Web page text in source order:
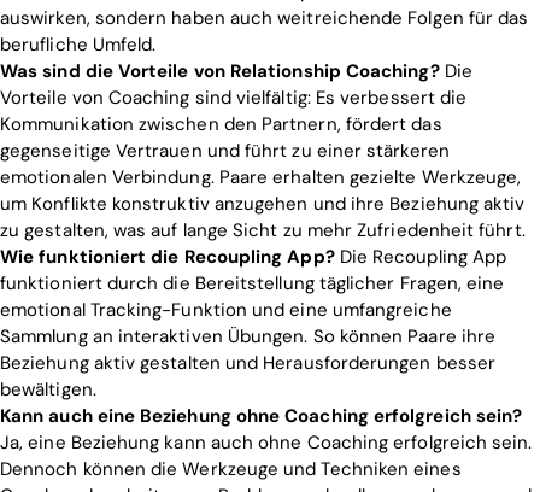
auswirken, sondern haben auch weitreichende Folgen für das
berufliche Umfeld.
Was sind die Vorteile von Relationship Coaching?Die
Vorteile von Coaching sind vielfältig: Es verbessert die
Kommunikation zwischen den Partnern, fördert das
gegenseitige Vertrauen und führt zu einer stärkeren
emotionalen Verbindung. Paare erhalten gezielte Werkzeuge,
um Konflikte konstruktiv anzugehen und ihre Beziehung aktiv
zu gestalten, was auf lange Sicht zu mehr Zufriedenheit führt.
Wie funktioniert die Recoupling App?Die Recoupling App
funktioniert durch die Bereitstellung täglicher Fragen, eine
emotional Tracking-Funktion und eine umfangreiche
Sammlung an interaktiven Übungen. So können Paare ihre
Beziehung aktiv gestalten und Herausforderungen besser
bewältigen.
Kann auch eine Beziehung ohne Coaching erfolgreich sein?
Ja, eine Beziehung kann auch ohne Coaching erfolgreich sein.
Dennoch können die Werkzeuge und Techniken eines